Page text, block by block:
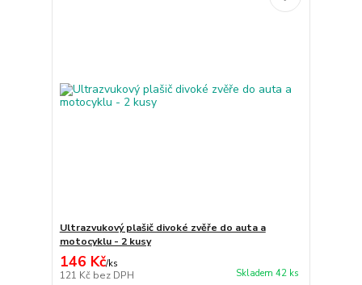
Ultrazvukový plašič divoké zvěře do auta a
motocyklu - 2 kusy
146 Kč/ks
121 Kč bez DPH Skladem 42 ks